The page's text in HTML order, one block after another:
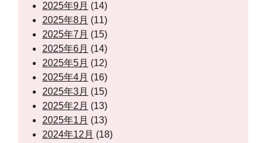
2025年9月 (14)
2025年8月 (11)
2025年7月 (15)
2025年6月 (14)
2025年5月 (12)
2025年4月 (16)
2025年3月 (15)
2025年2月 (13)
2025年1月 (13)
2024年12月 (18)